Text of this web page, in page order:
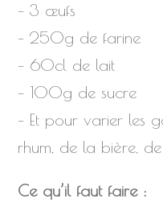
– 3 œufs
– 250g de farine
– 60cl de lait
– 100g de sucre
– Et pour varier les
rhum, de la bière,
Ce qu’il faut faire :